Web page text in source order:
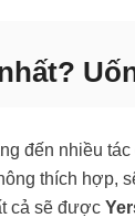
đến nhiều
thích hợp,
cả sẽ được